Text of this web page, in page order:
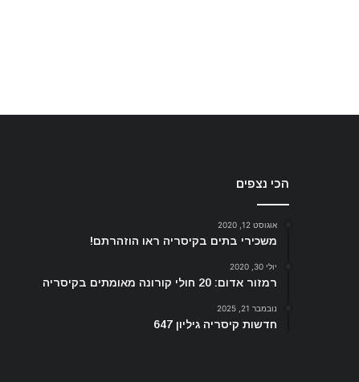
הכי נצפים
אוגוסט 12, 2020
משכירי בתים בקיסריה ראו הוזהרתם!
יולי 30, 2020
רמזור אדום: 20 חולי קורונה מאומתים בקיסריה
נובמבר 21, 2025
חדשות קיסריה גיליון 647